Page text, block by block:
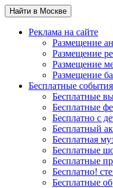
Найти в Москве
Реклама на сайте
Размещение
Размещение
Размещение
Размещение
Бесплатные события
Бесплатные
Бесплатные
Бесплатно с
Бесплатный
Бесплатная
Бесплатные
Бесплатные
Бесплатно!
Бесплатные